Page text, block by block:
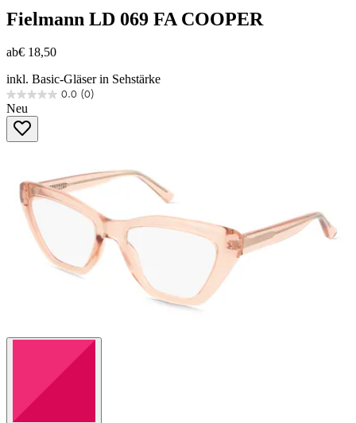
Fielmann LD 069 FA COOPER
ab€ 18,50
inkl. Basic-Gläser in Sehstärke
0.0 (0)
0.0
von
Sternen.
Neu